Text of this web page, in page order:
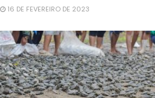
16 DE FEVEREIRO DE 2023